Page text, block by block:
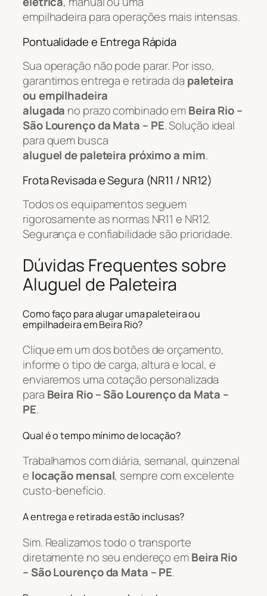
empilhadeira para operações mais intensas.
Pontualidade e Entrega Rápida
Sua operação não pode parar. Por isso,
garantimos entrega e retirada da paleteira
ou empilhadeira
alugada no prazo combinado emBeira Rio –
São Lourenço da Mata – PE. Solução ideal
para quem busca
aluguel de paleteira próximo a mim.
Frota Revisada e Segura (NR11 / NR12)
Todos os equipamentos seguem
rigorosamente as normas NR11 e NR12.
Segurança e confiabilidade são prioridade.
Dúvidas Frequentes sobre
Aluguel de Paleteira
Como faço para alugar uma paleteira ou
empilhadeira em Beira Rio?
Clique em um dos botões de orçamento,
informe o tipo de carga, altura e local, e
enviaremos uma cotação personalizada
para Beira Rio – São Lourenço da Mata –
PE.
Qual é o tempo mínimo de locação?
Trabalhamos com diária, semanal, quinzenal
e locação mensal, sempre com excelente
custo-benefício.
A entrega e retirada estão inclusas?
Sim. Realizamos todo o transporte
diretamente no seu endereço emBeira Rio
– São Lourenço da Mata – PE.